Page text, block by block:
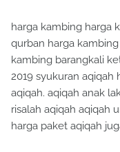
harga kambing harga
qurban harga
kambing barangkali
2019 syukuran aqiqah
aqiqah. aqiqah anak
risalah aqiqah aqiqah
harga paket aqiqah